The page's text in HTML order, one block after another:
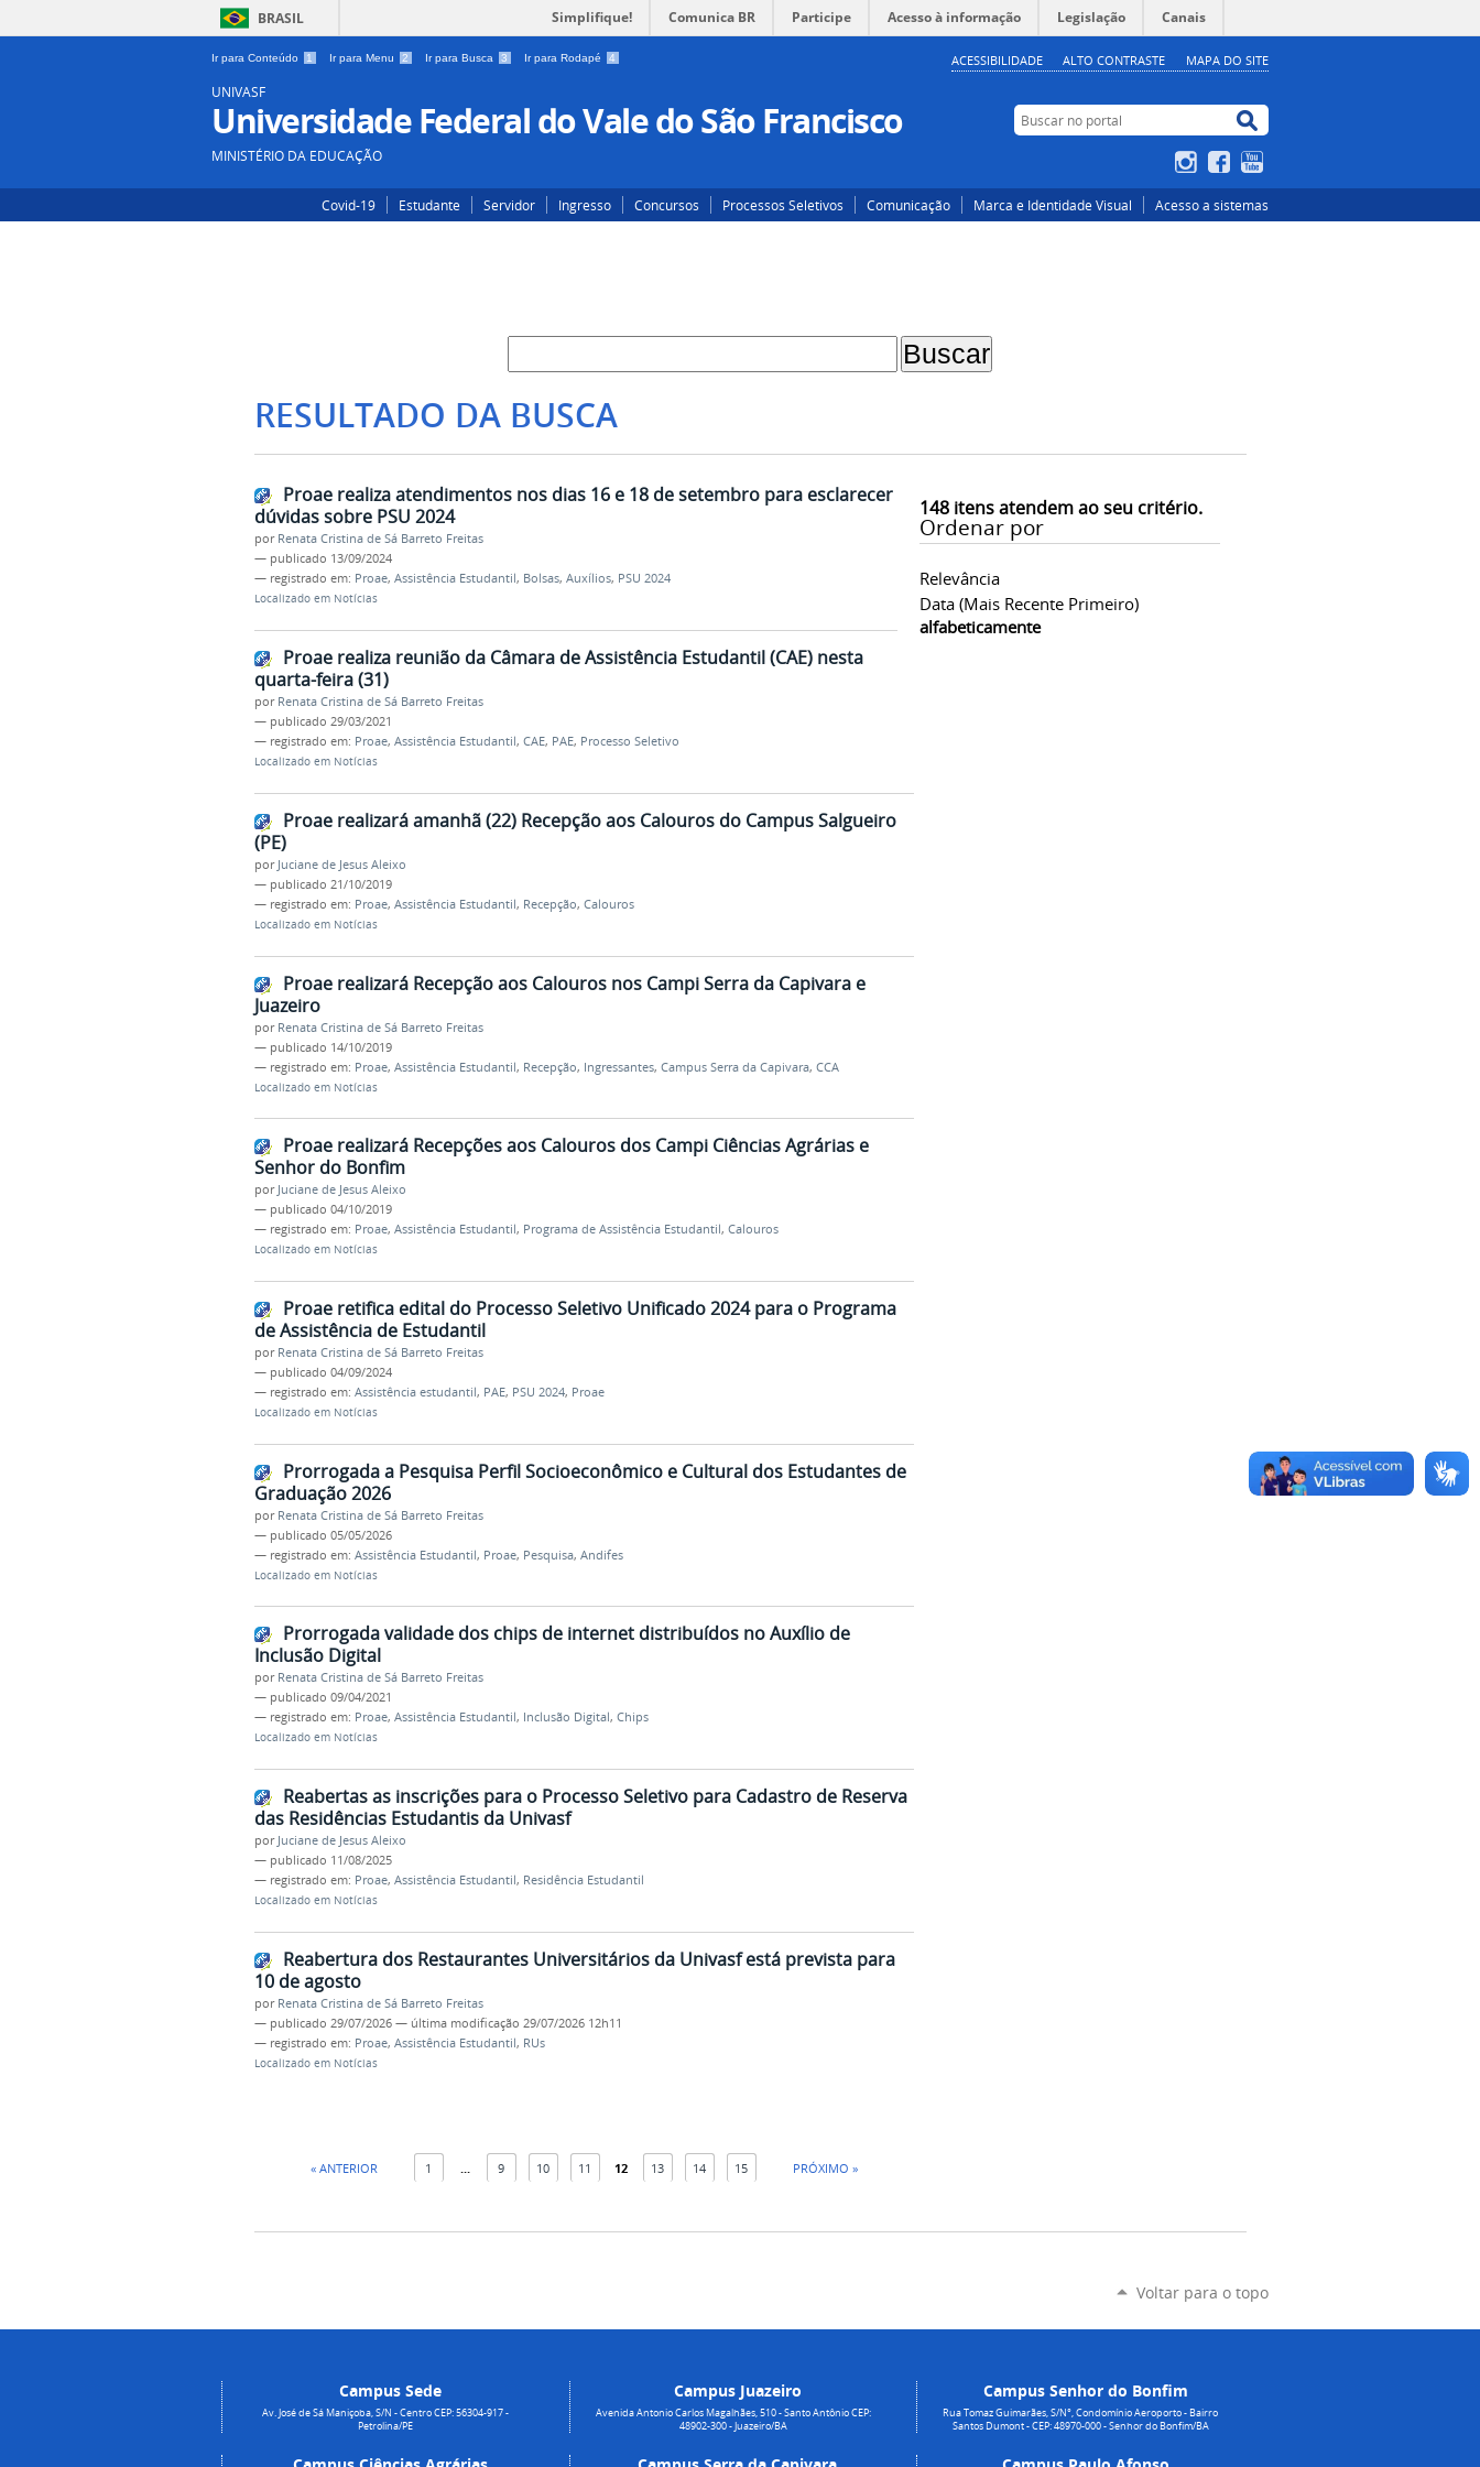
BRASIL Simplifique! Comunica BR Participe Acesso à informação Legislação Canais
Ir para Conteúdo 1 Ir para Menu 2 Ir para Busca 3 Ir para Rodapé 4 ACESSIBILIDADE ALTO CONTRASTE MAPA DO SITE
UNIVASF
Universidade Federal do Vale do São Francisco
MINISTÉRIO DA EDUCAÇÃO
Buscar no portal
Buscar no portal
InstagramFacebook
Covid-19 Estudante Servidor Ingresso Concursos Processos Seletivos Comunicação Marca e Identidade Visual Acesso a sistemas
RESULTADO DA BUSCA
148itens atendem ao seu critério.
Ordenar por
Relevância
Data (mais Recente Primeiro)
alfabeticamente
Proae realiza atendimentos nos dias 16 e 18 de setembro para esclarecer
dúvidas sobre PSU 2024
por Renata Cristina de Sá Barreto Freitas
— publicado 13/09/2024
— registrado em: Proae, Assistência Estudantil, Bolsas, Auxílios, PSU 2024
Localizado em Notícias
Proae realiza reunião da Câmara de Assistência Estudantil (CAE) nesta
quarta-feira (31)
por Renata Cristina de Sá Barreto Freitas
— publicado 29/03/2021
— registrado em: Proae, Assistência Estudantil, CAE, PAE, Processo Seletivo
Localizado em Notícias
Proae realizará amanhã (22) Recepção aos Calouros do Campus Salgueiro
(PE)
por Juciane de Jesus Aleixo
— publicado 21/10/2019
— registrado em: Proae, Assistência Estudantil, Recepção, Calouros
Localizado em Notícias
Proae realizará Recepção aos Calouros nos Campi Serra da Capivara e
Juazeiro
por Renata Cristina de Sá Barreto Freitas
— publicado 14/10/2019
— registrado em: Proae, Assistência Estudantil, Recepção, Ingressantes, Campus Serra da Capivara, CCA
Localizado em Notícias
Proae realizará Recepções aos Calouros dos Campi Ciências Agrárias e
Senhor do Bonfim
por Juciane de Jesus Aleixo
— publicado 04/10/2019
— registrado em: Proae, Assistência Estudantil, Programa de Assistência Estudantil, Calouros
Localizado em Notícias
Proae retifica edital do Processo Seletivo Unificado 2024 para o Programa
de Assistência de Estudantil
por Renata Cristina de Sá Barreto Freitas
— publicado 04/09/2024
— registrado em: Assistência estudantil, PAE, PSU 2024, Proae
Localizado em Notícias
Prorrogada a Pesquisa Perfil Socioeconômico e Cultural dos Estudantes de
Graduação 2026
por Renata Cristina de Sá Barreto Freitas
— publicado 05/05/2026
— registrado em: Assistência Estudantil, Proae, Pesquisa, Andifes
Localizado em Notícias
Prorrogada validade dos chips de internet distribuídos no Auxílio de
Inclusão Digital
por Renata Cristina de Sá Barreto Freitas
— publicado 09/04/2021
— registrado em: Proae, Assistência Estudantil, Inclusão Digital, Chips
Localizado em Notícias
Reabertas as inscrições para o Processo Seletivo para Cadastro de Reserva
das Residências Estudantis da Univasf
por Juciane de Jesus Aleixo
— publicado 11/08/2025
— registrado em: Proae, Assistência Estudantil, Residência Estudantil
Localizado em Notícias
Reabertura dos Restaurantes Universitários da Univasf está prevista para
10 de agosto
por Renata Cristina de Sá Barreto Freitas
— publicado 29/07/2026 — última modificação 29/07/2026 12h11
— registrado em: Proae, Assistência Estudantil, RUs
Localizado em Notícias
« ANTERIOR 1 9 10 11 12 13 14 15 PRÓXIMO »
Voltar para o topo
Campus Sede
Av. José de Sá Maniçoba, S/N - Centro CEP: 56304-917 -
Petrolina/PE
Campus Juazeiro
Avenida Antonio Carlos Magalhães, 510 - Santo Antônio CEP:
48902-300 - Juazeiro/BA
Campus Senhor do Bonfim
Rua Tomaz Guimarães, S/N°, Condomínio Aeroporto - Bairro
Santos Dumont - CEP: 48970-000 - Senhor do Bonfim/BA